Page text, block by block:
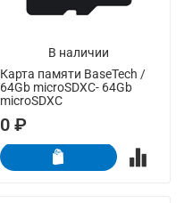
В наличии
Карта памяти BaseTech /
64Gb microSDXC- 64Gb
microSDXC
0 ₽